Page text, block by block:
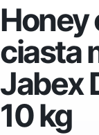
Honey
ciasta
Jabex
10 kg